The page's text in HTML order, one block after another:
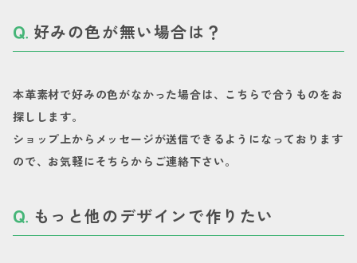
好みの色が無い場合は？
本革素材で好みの色がなかった場合は、こちらで合うものをお
探しします。
ショップ上からメッセージが送信できるようになっております
ので、お気軽にそちらからご連絡下さい。
もっと他のデザインで作りたい